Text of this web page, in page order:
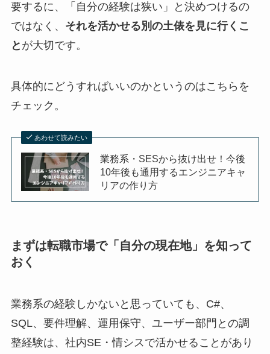
要するに、「自分の経験は狭い」と決めつけるの
ではなく、 それを活かせる別の土俵を見に行くこ
と が大切です。
具体的にどうすればいいのかというのはこちらを
チェック。
あわせて読みたい
業務系・SESから抜け出せ！今後
10年後も通用するエンジニアキャ
リアの作り方
まずは転職市場で「自分の現在地」を知って
おく
業務系の経験しかないと思っていても、C#、
SQL、要件理解、運用保守、ユーザー部門との調
整経験は、社内SE・情シスで活かせることがあり